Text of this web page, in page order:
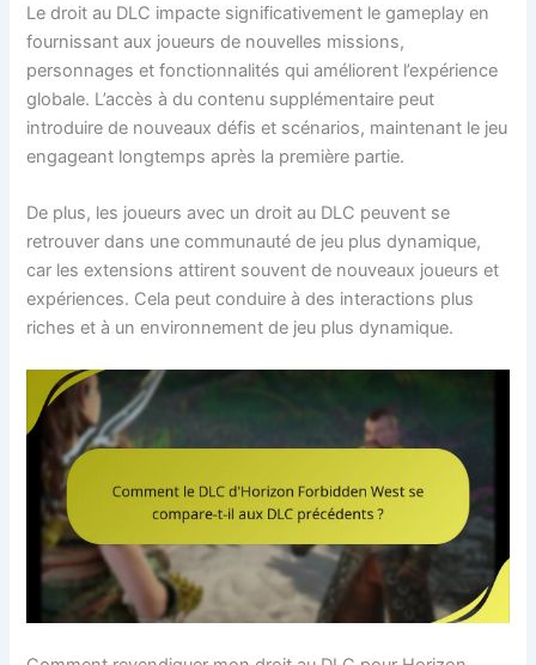
Le droit au DLC impacte significativement le gameplay en
fournissant aux joueurs de nouvelles missions,
personnages et fonctionnalités qui améliorent l’expérience
globale. L’accès à du contenu supplémentaire peut
introduire de nouveaux défis et scénarios, maintenant le jeu
engageant longtemps après la première partie.
De plus, les joueurs avec un droit au DLC peuvent se
retrouver dans une communauté de jeu plus dynamique,
car les extensions attirent souvent de nouveaux joueurs et
expériences. Cela peut conduire à des interactions plus
riches et à un environnement de jeu plus dynamique.